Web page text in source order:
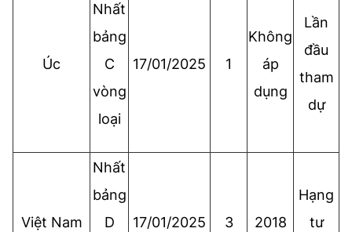
Úc
Nhất
bảng
C
vòng
loại
17/01/2025 1
Không
áp
dụng
Lần
đầu
tham
dự
Việt Nam
Nhất
bảng
D
17/01/2025 3 2018
Hạng
tư